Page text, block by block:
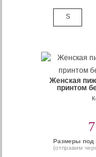
S
Женская
принтом
Размеры под
(отправим